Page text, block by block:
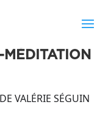
VALÉRIE SÉGUIN